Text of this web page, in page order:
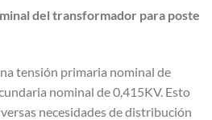
del transformador para poste
tensión primaria nominal de
nominal de 0,415KV. Esto
necesidades de distribución